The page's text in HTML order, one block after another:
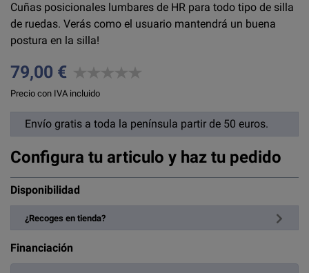
Cuñas posicionales lumbares de HR para todo tipo de silla
de ruedas. Verás como el usuario mantendrá un buena
postura en la silla!
79,00 €
Precio con IVA incluido
Envío gratis a toda la península partir de 50 euros.
Configura tu articulo y haz tu pedido
Disponibilidad
¿Recoges en tienda?
Financiación